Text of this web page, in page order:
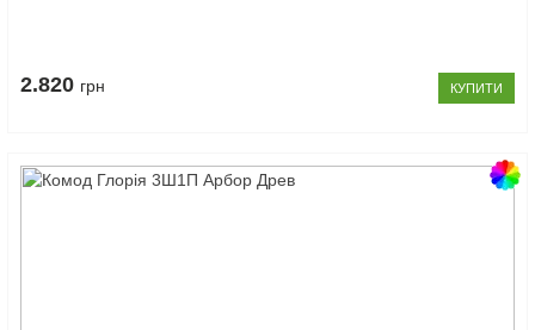
2.820 грн КУПИТИ